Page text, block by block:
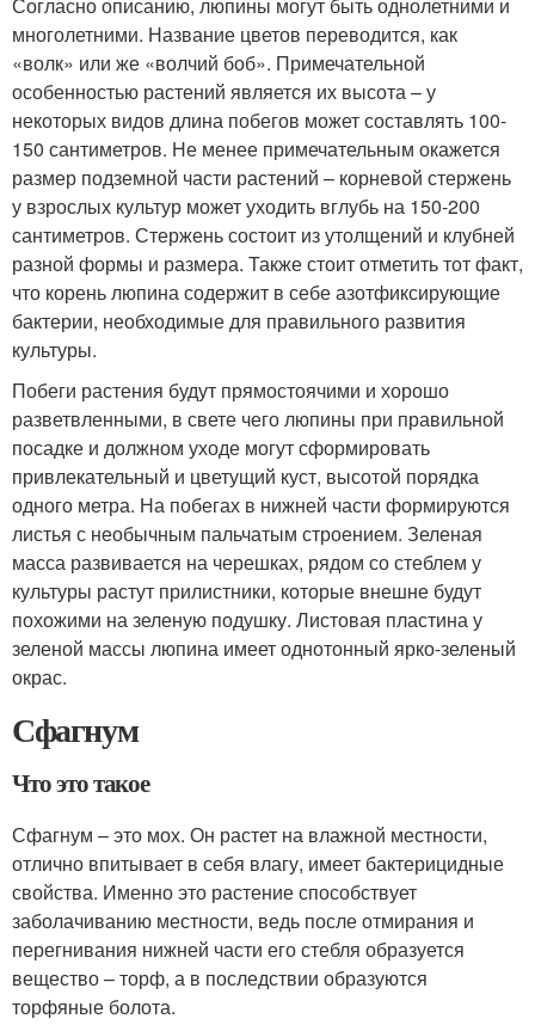
многолетними. Название цветов переводится, как
«волк» или же «волчий боб». Примечательной
особенностью растений является их высота – у
некоторых видов длина побегов может составлять 100-
150 сантиметров. Не менее примечательным окажется
размер подземной части растений – корневой стержень
у взрослых культур может уходить вглубь на 150-200
сантиметров. Стержень состоит из утолщений и клубней
разной формы и размера. Также стоит отметить тот факт,
что корень люпина содержит в себе азотфиксирующие
бактерии, необходимые для правильного развития
культуры.
Побеги растения будут прямостоячими и хорошо
разветвленными, в свете чего люпины при правильной
посадке и должном уходе могут сформировать
привлекательный и цветущий куст, высотой порядка
одного метра. На побегах в нижней части формируются
листья с необычным пальчатым строением. Зеленая
масса развивается на черешках, рядом со стеблем у
культуры растут прилистники, которые внешне будут
похожими на зеленую подушку. Листовая пластина у
зеленой массы люпина имеет однотонный ярко-зеленый
окрас.
Сфагнум
Что это такое
Сфагнум – это мох. Он растет на влажной местности,
отлично впитывает в себя влагу, имеет бактерицидные
свойства. Именно это растение способствует
заболачиванию местности, ведь после отмирания и
перегнивания нижней части его стебля образуется
вещество – торф, а в последствии образуются
торфяные болота.